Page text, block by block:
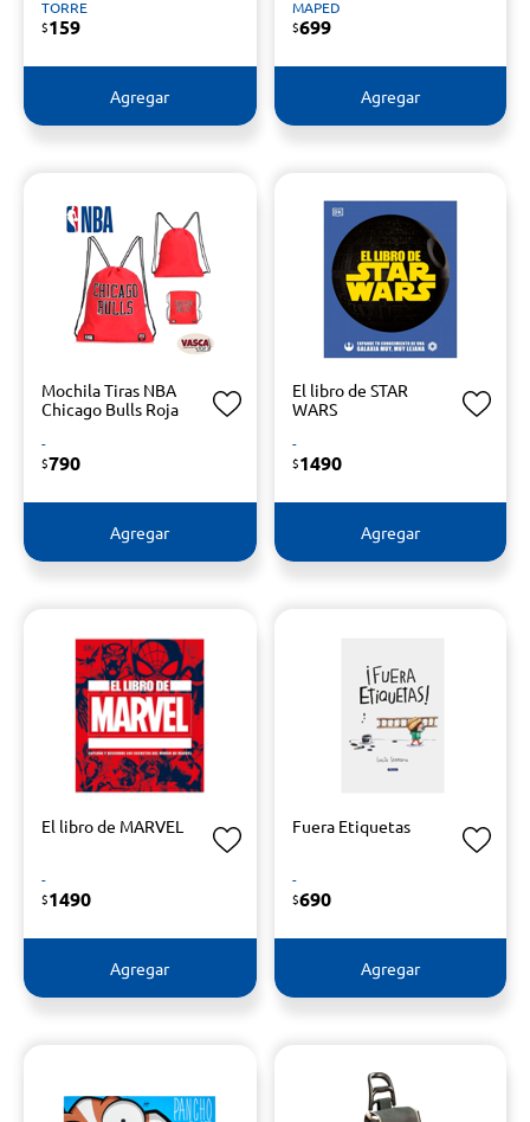
TORRE
$159
Agregar
MAPED
$699
Agregar
Mochila Tiras NBA
Chicago Bulls Roja
-
$790
Agregar
El libro de STAR
WARS
-
$1490
Agregar
El libro de MARVEL
-
$1490
Agregar
Fuera Etiquetas
-
$690
Agregar